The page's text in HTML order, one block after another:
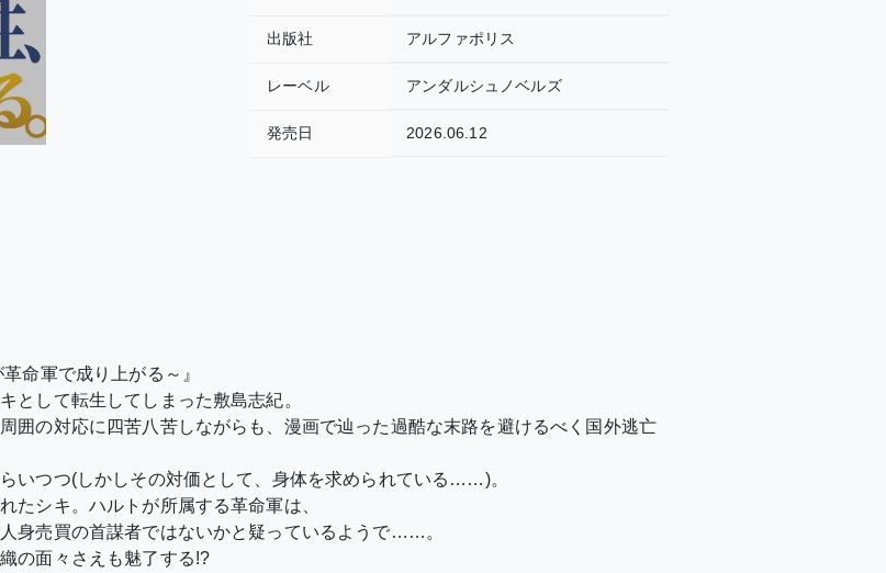
出版社 アルファポリス
レーベル アンダルシュノベルズ
発売日 2026.06.12
命軍で成り上がる～』
して転生してしまった敷島志紀。
囲の対応に四苦八苦しながらも、漫画で辿った過酷な末路を避けるべく国外逃亡
いつつ(しかしその対価として、身体を求められている……)。
たシキ。ハルトが所属する革命軍は、
身売買の首謀者ではないかと疑っているようで……。
の面々さえも魅了する!?